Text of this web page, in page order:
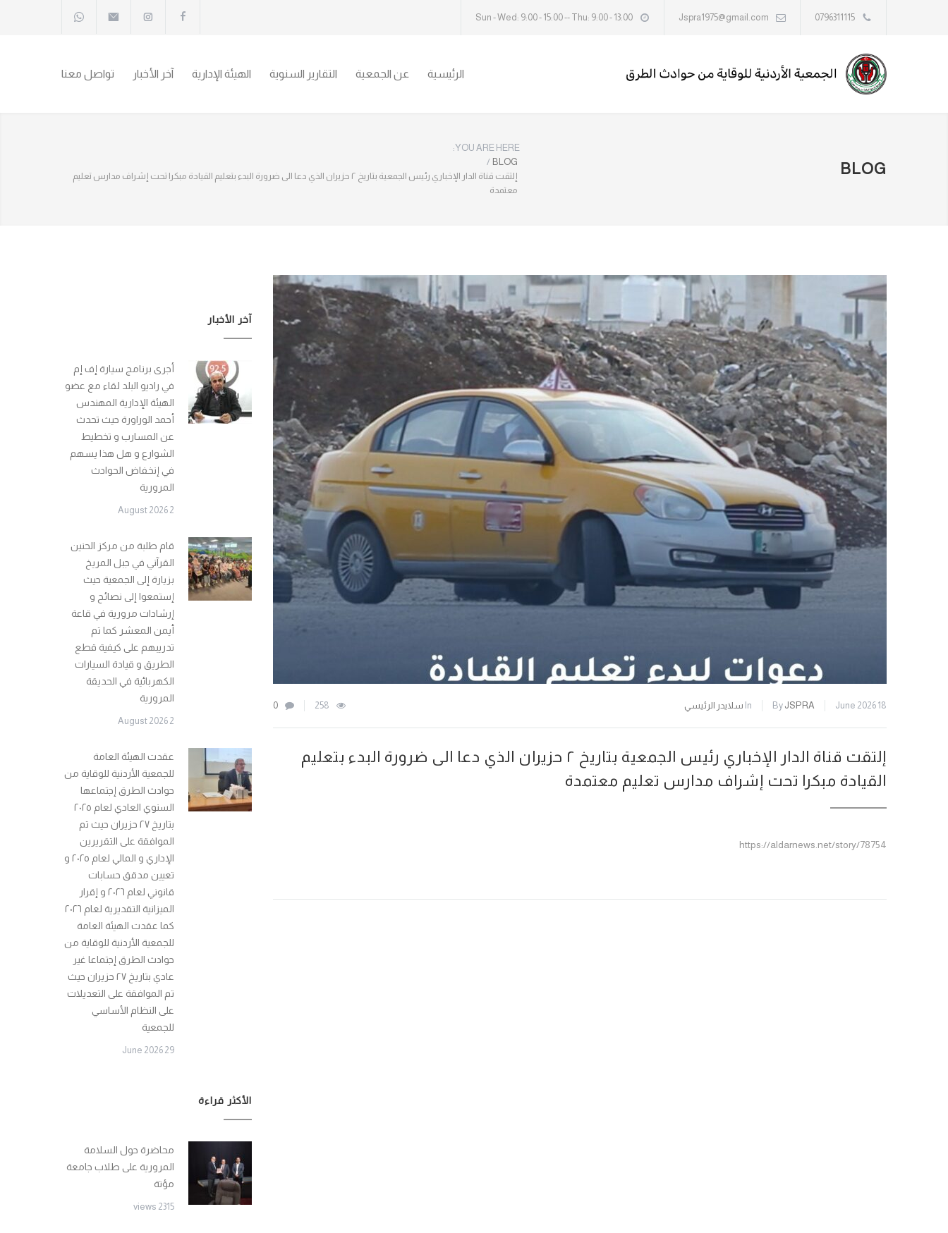
0796311115
Jspra1975@gmail.com
Sun - Wed: 9:00 - 15:00 -- Thu: 9:00 - 13:00
الرئيسية عن الجمعية التقارير السنوية الهيئة الإدارية آخر الأخبار تواصل معنا
BLOG
YOU ARE HERE:
BLOG
/
إلتقت قناة الدار الإخباري رئيس الجمعية بتاريخ ٢ حزيران الذي دعا الى ضرورة البدء بتعليم القيادة مبكرا تحت إشراف مدارس تعليم
معتمدة
18 June 2026
By JSPRA
In سلايدر الرئيسي 258
0
إلتقت قناة الدار الإخباري رئيس الجمعية بتاريخ ٢ حزيران الذي دعا الى ضرورة البدء بتعليم
القيادة مبكرا تحت إشراف مدارس تعليم معتمدة
https://aldarnews.net/story/78754
آخر الأخبار
أجرى برنامج سيارة إف إم
في راديو البلد لقاء مع عضو
الهيئة الإدارية المهندس
أحمد الوراورة حيث تحدث
عن المسارب و تخطيط
الشوارع و هل هذا يسهم
في إنخفاض الحوادث
المرورية
2 August 2026
قام طلبة من مركز الحنين
القرآني في جبل المريخ
بزيارة إلى الجمعية حيث
إستمعوا إلى نصائح و
إرشادات مرورية في قاعة
أيمن المعشر كما تم
تدريبهم على كيفية قطع
الطريق و قيادة السيارات
الكهربائية في الحديقة
المرورية
2 August 2026
عقدت الهيئة العامة
للجمعية الأردنية للوقاية من
حوادث الطرق إجتماعها
السنوي العادي لعام ٢٠٢٥
بتاريخ ٢٧ حزيران حيث تم
الموافقة على التقريرين
الإداري و المالي لعام ٢٠٢٥ و
تعيين مدقق حسابات
قانوني لعام ٢٠٢٦ و إقرار
الميزانية التقديرية لعام ٢٠٢٦
كما عقدت الهيئة العامة
للجمعية الأردنية للوقاية من
حوادث الطرق إجتماعا غير
عادي بتاريخ ٢٧ حزيران حيث
تم الموافقة على التعديلات
على النظام الأساسي
للجمعية
29 June 2026
الأكثر قراءة
محاضرة حول السلامة
المرورية على طلاب جامعة
مؤتة
2315 views